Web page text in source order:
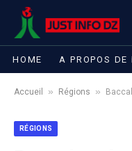
HOME A PROPOS DE
Accueil » Régions »
RÉGIONS